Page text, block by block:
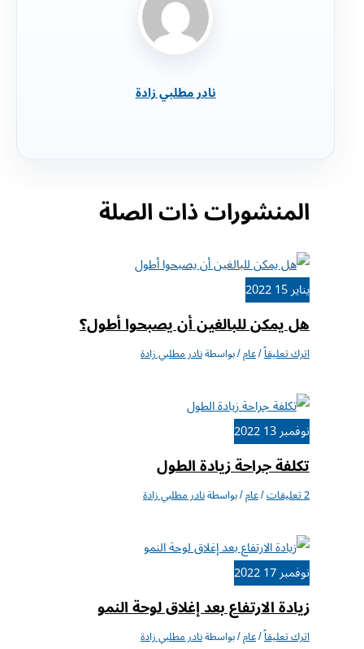
نادر مطلبي زادة
المنشورات ذات الصلة
يناير15
2022
هل يمكن للبالغين أن يصبحوا أطول؟
اترك تعليقاً/عام/ بواسطةنادر مطلبي زادة
نوفمبر13
2022
تكلفة جراحة زيادة الطول
/عام/ بواسطةنادر مطلبي زادة
نوفمبر17
2022
زيادة الارتفاع بعد إغلاق لوحة النمو
اترك تعليقاً/عام/ بواسطةنادر مطلبي زادة